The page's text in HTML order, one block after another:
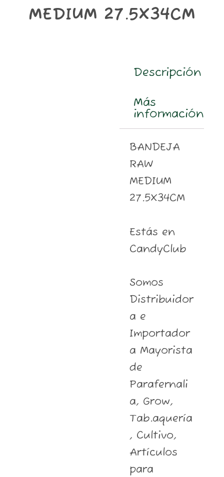
MEDIUM 27.5X34CM
Descripción
Más
información
BANDEJA
RAW
MEDIUM
27.5X34CM
Estás en
CandyClub
Somos
Distribuidor
a e
Importador
a Mayorista
de
Parafernali
a, Grow,
Tab.aquería
, Cultivo,
Artículos
para